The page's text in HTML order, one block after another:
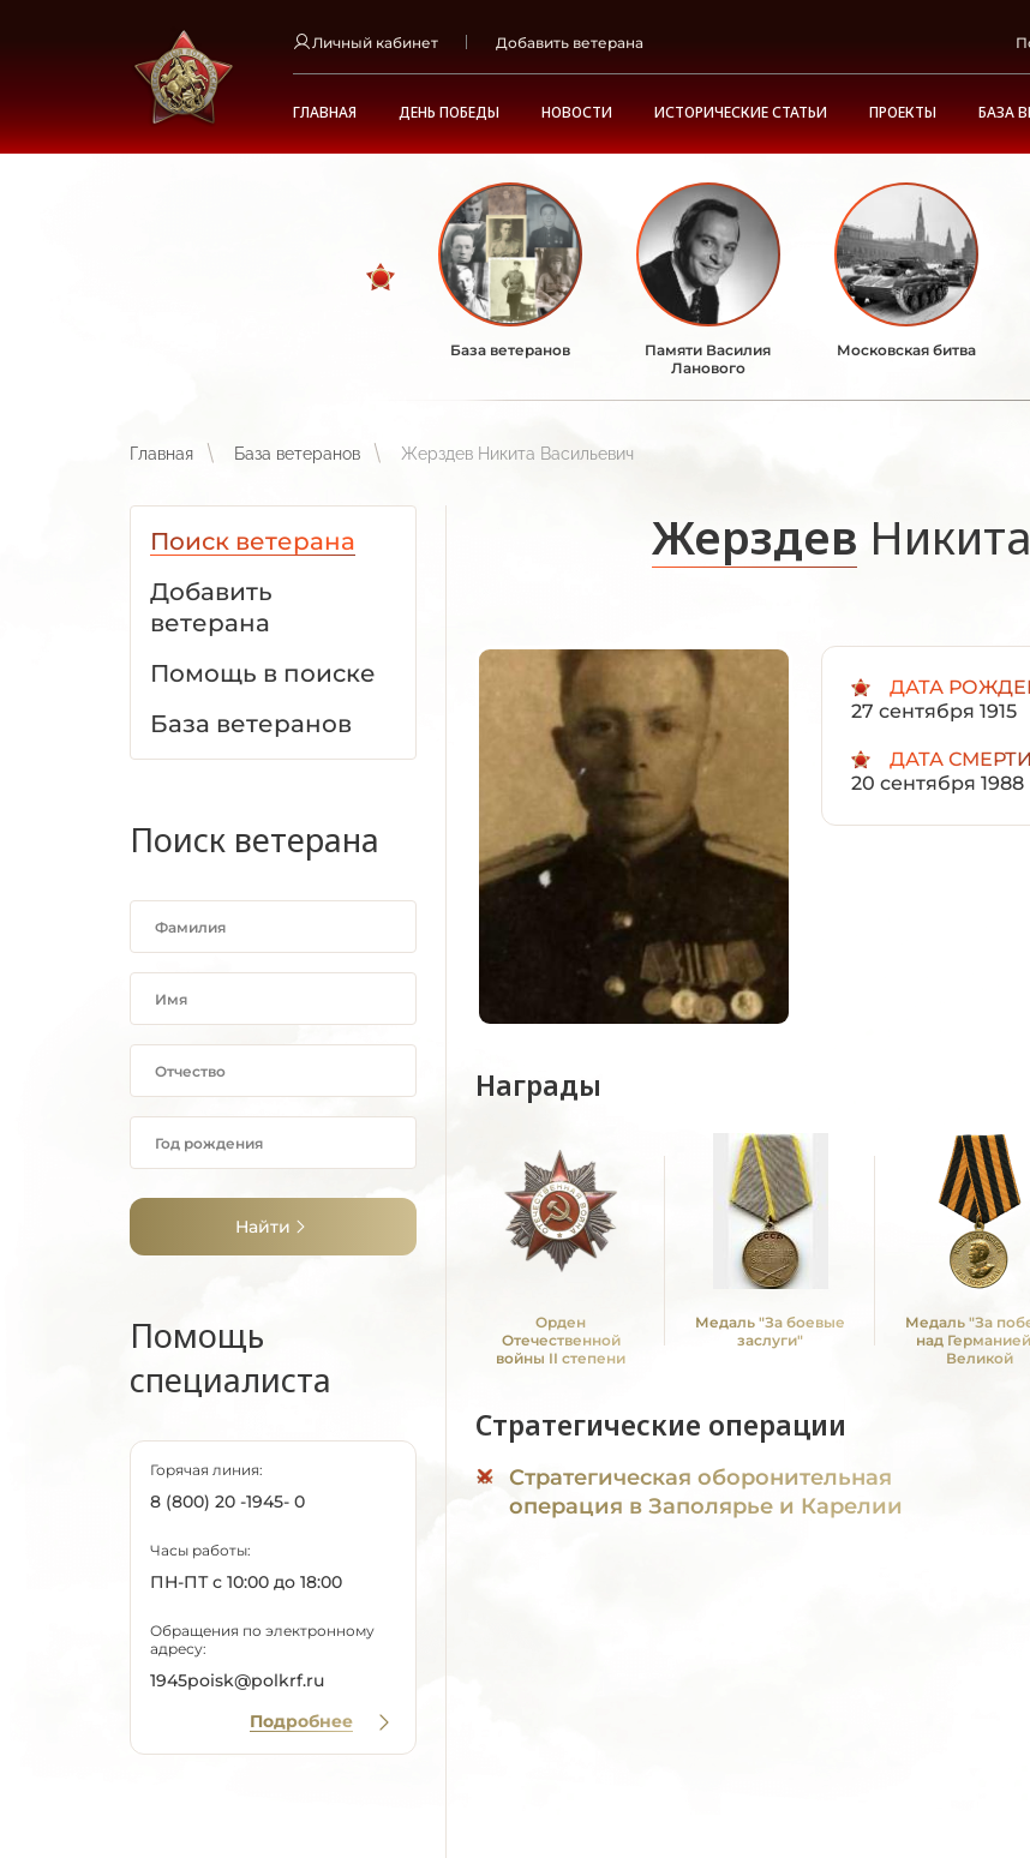
Личный кабинет Добавить ветерана
ГЛАВНАЯ ДЕНЬ ПОБЕДЫ НОВОСТИ ИСТОРИЧЕСКИЕ СТАТЬИ ПРОЕКТЫ БАЗА
База ветеранов
Памяти Василия
Ланового
Московская битва
Главная База ветеранов Жерздев Никита Васильевич
Поиск ветерана
Добавить
ветерана
Помощь в поиске
База ветеранов
Поиск ветерана
Найти
Помощь
специалиста
Горячая линия:
8 (800) 20 -1945- 0
Часы работы:
ПН-ПТ с 10:00 до 18:00
Обращения по электронному
адресу:
1945poisk@polkrf.ru
Подробнее
Жерздев
ДАТА
27 сентября 1915
ДАТА
20 сентября 1988
Награды
Орден
Отечественной
войны II степени
Медаль "За боевые
заслуги"
Медаль "За
над
Великой
Стратегические операции
Стратегическая оборонительная
операция в Заполярье и Карелии